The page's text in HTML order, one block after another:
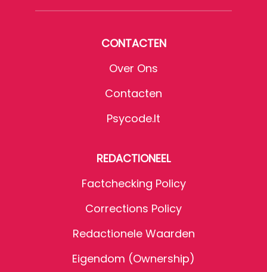
CONTACTEN
Over Ons
Contacten
Psycode.it
REDACTIONEEL
Factchecking Policy
Corrections Policy
Redactionele Waarden
Eigendom (Ownership)